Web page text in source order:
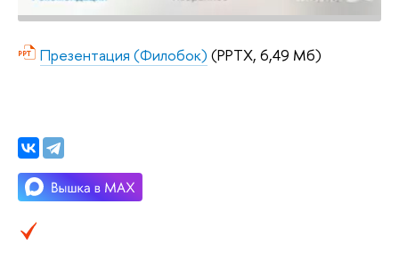
Презентация (Филобок) (PPTX, 6,49 Мб)